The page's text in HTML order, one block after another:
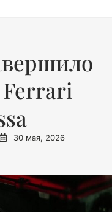
30 мая, 2026